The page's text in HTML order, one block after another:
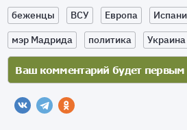
беженцы ВСУ Европа
мэр Мадрида
политика Украина